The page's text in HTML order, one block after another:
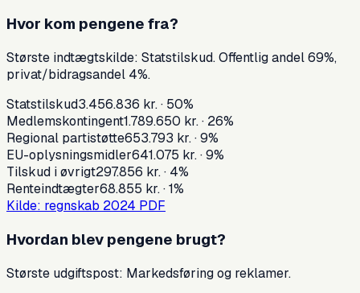
Hvor kom pengene fra?
Største indtægtskilde: Statstilskud. Offentlig andel69%,
privat/bidragsandel 4%.
Statstilskud3.456.836 kr.· 50%
Medlemskontingent1.789.650 kr.· 26%
Regional partistøtte653.793 kr.·9%
EU-oplysningsmidler641.075 kr.·9%
Tilskud i øvrigt297.856 kr.· 4%
Renteindtægter68.855 kr.·1%
Kilde: regnskab 2024 PDF
Hvordan blev pengene brugt?
Største udgiftspost: Markedsføring og reklamer.